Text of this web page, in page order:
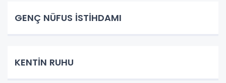
GENÇ NÜFUS İSTİHDAMI
KENTİN RUHU